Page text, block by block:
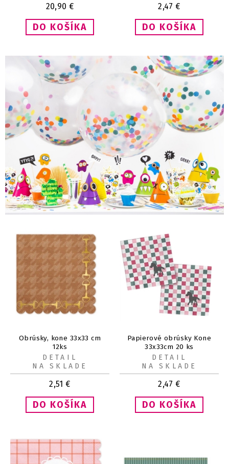
20,90 € 2,47 €
Obrúsky, kone 33x33 cm
12ks
2,51 €
DETAIL
NA SKLADE
Papierové obrúsky Kone
33x33cm 20 ks
2,47 €
DETAIL
NA SKLADE